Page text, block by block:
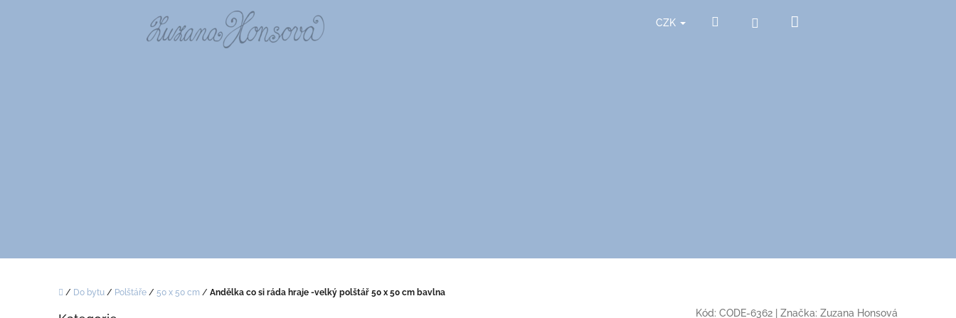
CZK Hledat Přihlášení
Domů
/ Do bytu / Polštáře / 50 x 50 cm / Andělka co si ráda hraje -velký polštář 50 x 50 cm bavlna
Kód: CODE-6362 Značka: Zuzana Honsová